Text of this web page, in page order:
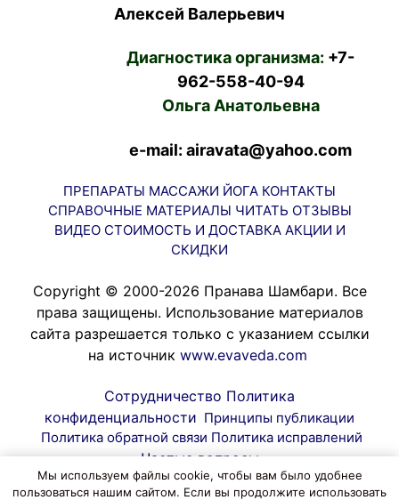
Алексей Валерьевич
Диагностика организма: +7-
962-558-40-94
Ольга Анатольевна
e-mail: airavata@yahoo.com
ПРЕПАРАТЫ МАССАЖИ ЙОГА КОНТАКТЫ
СПРАВОЧНЫЕ МАТЕРИАЛЫ ЧИТАТЬ ОТЗЫВЫ
ВИДЕО СТОИМОСТЬ И ДОСТАВКА АКЦИИ И
СКИДКИ
Copyright © 2000-2026 Пранава Шамбари. Все
права защищены. Использование материалов
сайта разрешается только с указанием ссылки
на источник www.evaveda.com
Сотрудничество Политика
конфиденциальности Принципы публикации
Политика обратной связи Политика исправлений
Частые вопросы
© Пранава Шамбари 2026
Мы используем файлы cookie, чтобы вам было удобнее
пользоваться нашим сайтом. Если вы продолжите использовать